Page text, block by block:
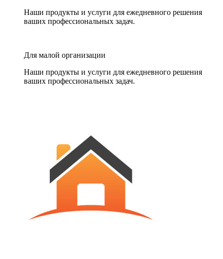
Наши продукты и услуги для ежедневного решения
ваших профессиональных задач.
Для малой организации
Наши продукты и услуги для ежедневного решения
ваших профессиональных задач.